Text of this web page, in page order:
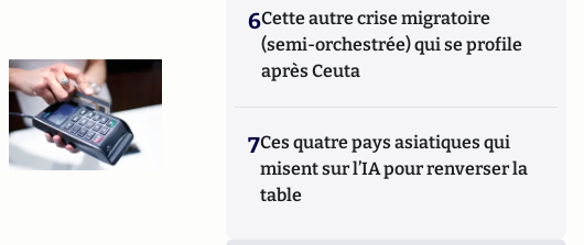
6Cette autre crise migratoire
(semi-orchestrée) qui se profile
après Ceuta
7Ces quatre pays asiatiques qui
misent sur l’IA pour renverser la
table